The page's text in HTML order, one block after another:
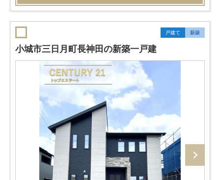
戸建て 新築
小城市三日月町長神田の新築一戸建